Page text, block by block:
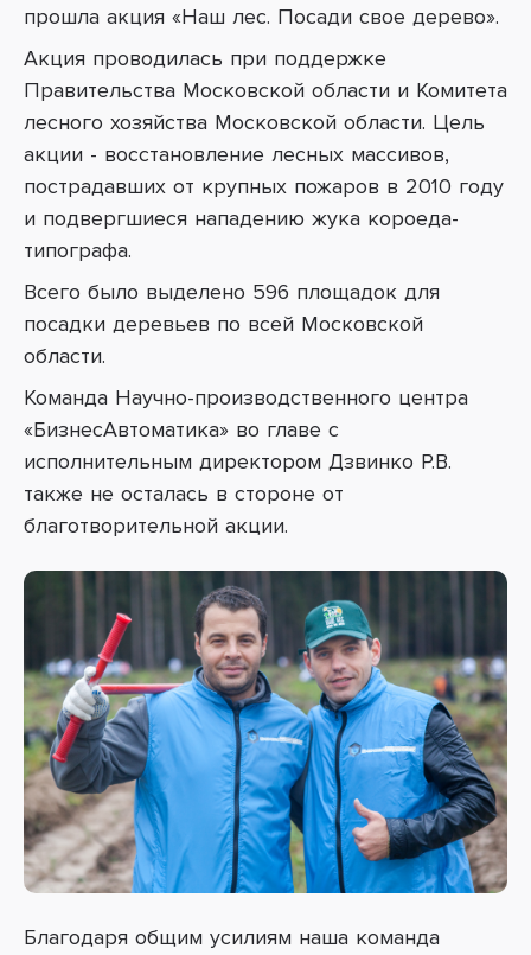
прошла акция «Наш лес. Посади свое дерево».
Акция проводилась при поддержке
Правительства Московской области и Комитета
лесного хозяйства Московской области. Цель
акции - восстановление лесных массивов,
пострадавших от крупных пожаров в 2010 году
и подвергшиеся нападению жука короеда-
типографа.
Всего было выделено 596 площадок для
посадки деревьев по всей Московской
области.
Команда Научно-производственного центра
«БизнесАвтоматика» во главе с
исполнительным директором Дзвинко Р.В.
также не осталась в стороне от
благотворительной акции.
Благодаря общим усилиям наша команда